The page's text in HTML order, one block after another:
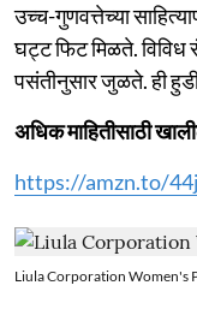
उच्च-गुणवत्तेच्या
घट्ट फिट मिळते. विविध
पसंतीनुसार जुळते. ही
अधिक माहितीसाठी
https://amzn.to/
Liula Corporation Women's